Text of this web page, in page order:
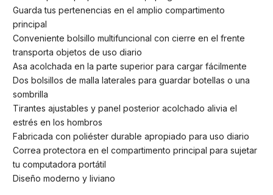
Guarda tus pertenencias en el amplio compartimento
principal
Conveniente bolsillo multifuncional con cierre en el frente
transporta objetos de uso diario
Asa acolchada en la parte superior para cargar fácilmente
Dos bolsillos de malla laterales para guardar botellas o una
sombrilla
Tirantes ajustables y panel posterior acolchado alivia el
estrés en los hombros
Fabricada con poliéster durable apropiado para uso diario
Correa protectora en el compartimento principal para sujetar
tu computadora portátil
Diseño moderno y liviano